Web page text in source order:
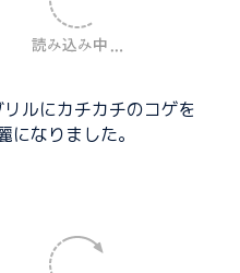
ルにカチカチのコゲを
になりました。